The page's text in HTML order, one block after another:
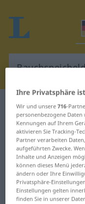
Deutsch-
Bauchspeicheldrüse
Deutsch-
Übersetzung
Ihre Privatsphäre
Wir und unsere716-
personenbezogene
Kennungen auf Ihrem
aktivieren Sie Tracking-
Partner verarbeiten
aufgeführten Zwecke.
Inhalte und Anzeigen
können dieses Menü
ändern oder Ihre
Privatsphäre-
Einstellungen gelten
finden Sie in unserer